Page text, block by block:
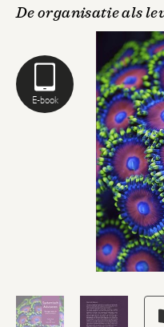
E-book
De organisatie als